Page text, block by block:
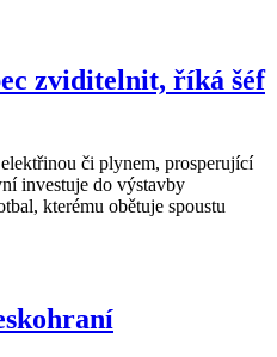
zviditelnit, říká šéf
či plynem, prosperující
investuje do výstavby
kterému obětuje spoustu